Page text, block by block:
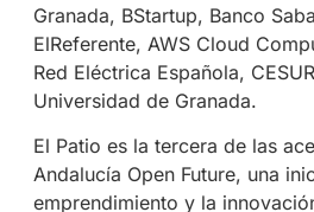
Granada, BStartup, Banco
ElReferente, AWS Cloud
Red Eléctrica Española,
Universidad de Granada.
El Patio es la tercera de las
Andalucía Open Future, una
emprendimiento y la